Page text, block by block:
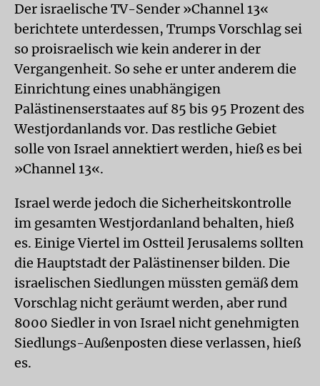
Der israelische TV-Sender »Channel 13«
berichtete unterdessen, Trumps Vorschlag sei
so proisraelisch wie kein anderer in der
Vergangenheit. So sehe er unter anderem die
Einrichtung eines unabhängigen
Palästinenserstaates auf 85 bis 95 Prozent des
Westjordanlands vor. Das restliche Gebiet
solle von Israel annektiert werden, hieß es bei
»Channel 13«.
Israel werde jedoch die Sicherheitskontrolle
im gesamten Westjordanland behalten, hieß
es. Einige Viertel im Ostteil Jerusalems sollten
die Hauptstadt der Palästinenser bilden. Die
israelischen Siedlungen müssten gemäß dem
Vorschlag nicht geräumt werden, aber rund
8000 Siedler in von Israel nicht genehmigten
Siedlungs-Außenposten diese verlassen, hieß
es.